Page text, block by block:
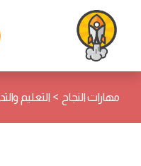
مهارات النجاح > التعليم